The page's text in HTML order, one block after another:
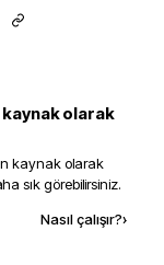
olarak
kaynak olarak
sık görebilirsiniz.
Nasıl çalışır?›